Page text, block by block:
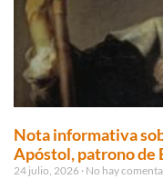
Nota informativa
Apóstol, patrono de
24 julio, 2026 No hay